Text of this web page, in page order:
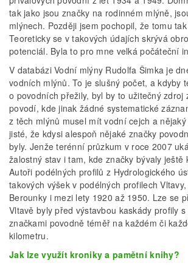
tak jako jsou značky na rodinném mlýně,
mlýnech. Později jsem pochopil, že tomu
Teoreticky se v takových údajích skrývá
potenciál. Byla to pro mne velká počáteční
V databázi Vodní mlýny Rudolfa Šimka je
vodních mlýnů. To je slušný počet, a kdyby
o povodních přežily, byl by to užitečný zdroj
povodí, kde jinak žádné systematické
z těch mlýnů musel mít vodní cejch a
jisté, že kdysi alespoň nějaké značky
byly. Jenže terénní průzkum v roce 2007
žalostný stav i tam, kde značky bývaly ještě
Autoři podélných profilů z Hydrologického
takových výšek v podélných profilech
Berounky i mezi lety 1920 až 1950. Lze se
Vltavě byly před výstavbou kaskády profily
značkami povodně téměř na každém či
kilometru.
Jak lze využít kroniky a pamětní knihy?